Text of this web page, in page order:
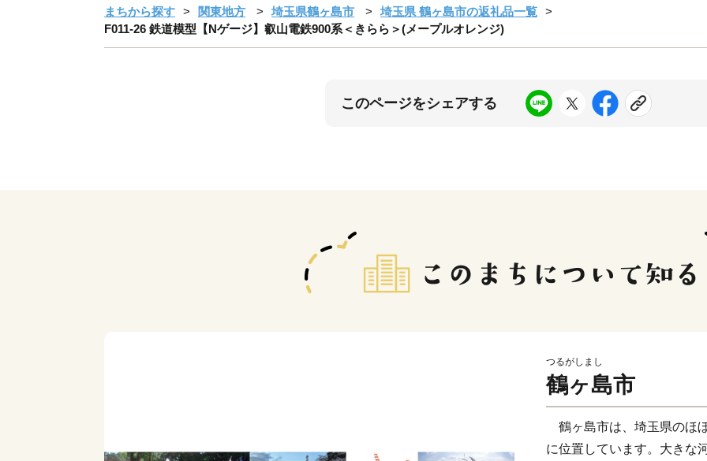
まちから探す 関東地方 埼玉県鶴ヶ島市
埼玉県 鶴ヶ島市の返礼品一覧
F011-26 鉄道模型【Nゲージ】叡山電鉄900系＜きらら＞(メープルオレンジ)
このページをシェアする
つるがしまし
鶴ヶ島市
鶴ヶ島市は、埼玉県のほ
に位置しています。大きな